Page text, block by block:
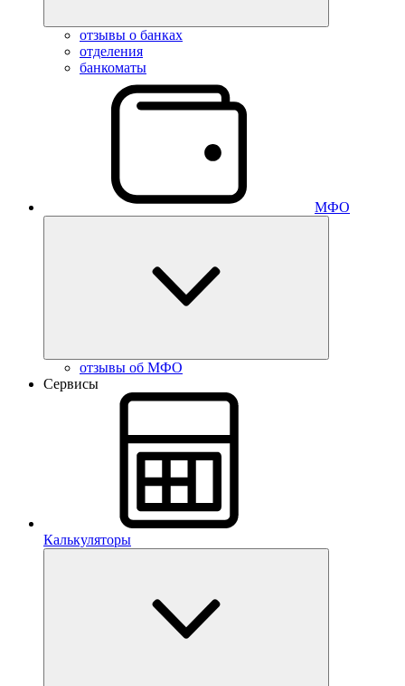
отзывы о банках
отделения
банкоматы
МФО
отзывы об МФО
Сервисы
Калькуляторы